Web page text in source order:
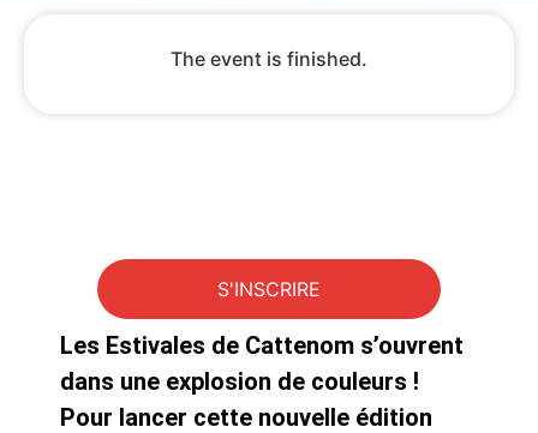
The event is finished.
S'INSCRIRE
Les Estivales de Cattenom s’ouvrent
dans une explosion de couleurs !
Pour lancer cette nouvelle édition